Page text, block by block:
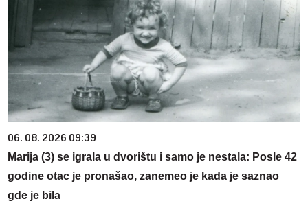
06. 08. 2026 09:39
Marija (3) se igrala u dvorištu i samo je nestala: Posle 42
godine otac je pronašao, zanemeo je kada je saznao
gde je bila